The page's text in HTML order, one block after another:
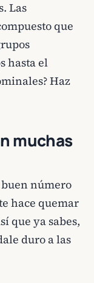
Las
que
hasta el
Haz
muchas
número
hace quemar
que ya sabes,
duro a las